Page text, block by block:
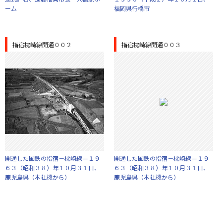
ーム
福岡県行橋市
指宿枕崎線開通００２
開通した国鉄の指宿－枕崎線＝１９
６３（昭和３８）年１０月３１日、
鹿児島県（本社機から）
指宿枕崎線開通００３
開通した国鉄の指宿－枕崎線＝１９
６３（昭和３８）年１０月３１日、
鹿児島県（本社機から）